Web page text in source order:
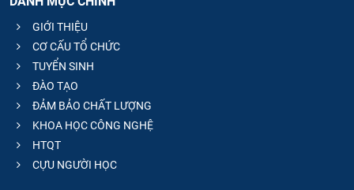
GIỚI THIỆU
CƠ CẤU TỔ CHỨC
TUYỂN SINH
ĐÀO TẠO
ĐẢM BẢO CHẤT LƯỢNG
KHOA HỌC CÔNG NGHỆ
HTQT
CỰU NGƯỜI HỌC